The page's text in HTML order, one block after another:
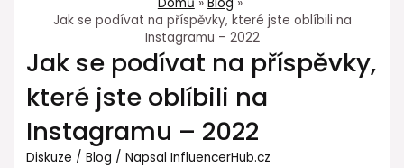
Domů
Blog
Jak se podívat na příspěvky, které jste oblíbili na
Instagramu – 2022
Jak se podívat na příspěvky,
které jste oblíbili na
Instagramu – 2022
Diskuze /Blog / NapsalInfluencerHub.cz